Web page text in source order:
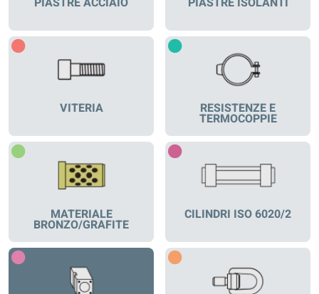
VITERIA RESISTENZE E
TERMOCOPPIE
MATERIALE
BRONZO/GRAFITE
CILINDRI ISO 6020/2